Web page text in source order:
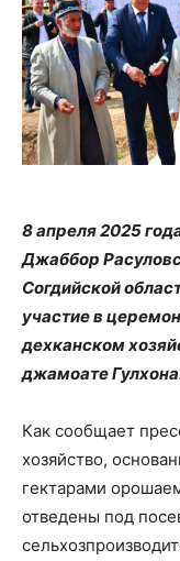
8 апреля 2025
Джаббор
Согдийской
участие в
дехканском
джамоате
Как сообщает
хозяйство,
гектарами
отведены под